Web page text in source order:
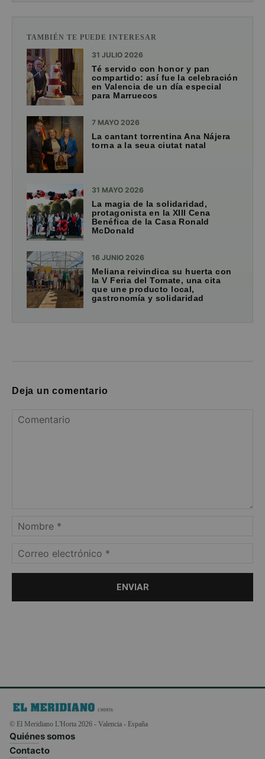
TAMBIÉN TE PUEDE INTERESAR
31 JULIO 2026
Té servido con honor y pan
compartido: así fue la celebración
en Valencia de un día especial
para Marruecos
7 MAYO 2026
La cantant torrentina Ana Nájera
torna a la seua ciutat natal
31 MAYO 2026
La magia de la solidaridad,
protagonista en la XIII Cena
Benéfica de la Casa Ronald
McDonald
16 JUNIO 2026
Meliana reivindica su huerta con
la V Feria del Tomate, una cita
que une producto local,
gastronomía y solidaridad
Deja un comentario
© El Meridiano L'Horta 2026 - Valencia - España
Quiénes somos
Contacto